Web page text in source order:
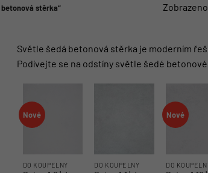
stěrka“ Zobrazeno
Světle šedá betonová stěrka je moderním
Podívejte se na odstíny světle šedé betonové
Nové
DO KOUPELNY DO KOUPELNY
Nové
DO